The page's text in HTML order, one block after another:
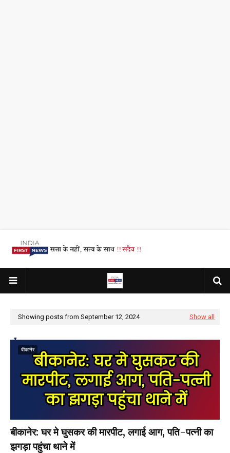
Showing posts from September 12, 2024 Show all
बीकानेर
बीकानेर: घर मे घुसकर की मारपीट, लगाई आग, पति-पत्नी का
झगड़ा पहुंचा थाने में